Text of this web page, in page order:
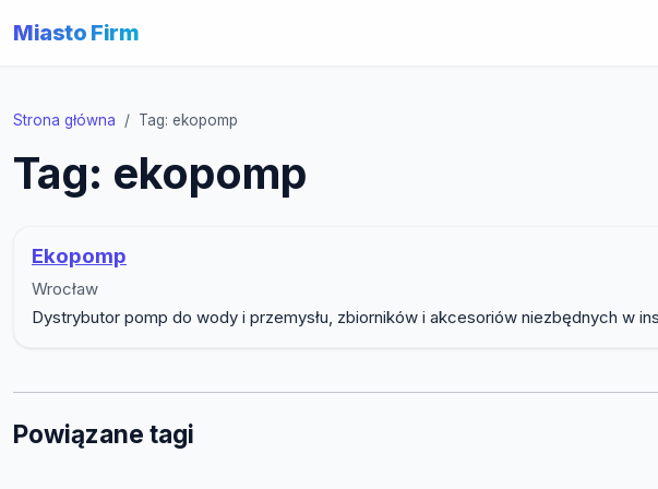
Miasto Firm
Strona główna Tag: ekopomp
Tag: ekopomp
Ekopomp
Wrocław
Dystrybutor pomp do wody i przemysłu, zbiorników i akcesoriów niezbędnych w
Powiązane tagi